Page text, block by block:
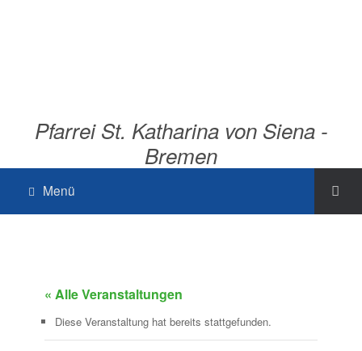
Pfarrei St. Katharina von Siena -
Bremen
Menü
« Alle Veranstaltungen
Diese Veranstaltung hat bereits stattgefunden.